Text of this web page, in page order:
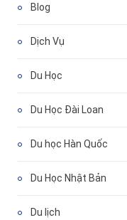
Blog
Dịch Vụ
Du Học
Du Học Đài Loan
Du học Hàn Quốc
Du Học Nhật Bản
Du lịch